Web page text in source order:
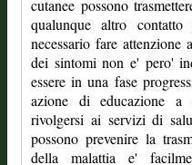
cutanee possono
qualunque altro
necessario fare
dei sintomi non e' pero'
essere in una fase
azione di educazione a
rivolgersi ai servizi di
possono prevenire la
della malattia e'